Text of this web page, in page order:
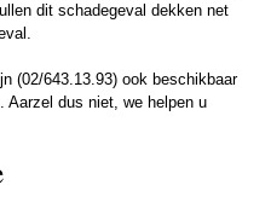
dit schadegeval dekken net
(02/643.13.93) ook beschikbaar
Aarzel dus niet, we helpen u